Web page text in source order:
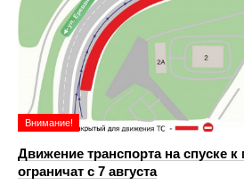
Внимание!
Движение транспорта на спуске к
ограничат с 7 августа